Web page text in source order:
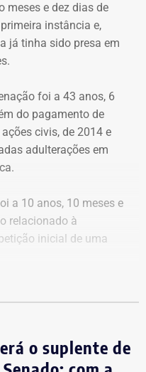
e Tecnologia,
da estrutura
só vez: o
de Cooperação
a reorganização
meses e dez dias de
instância e,
já tinha sido presa em
foi a 43 anos, 6
do pagamento de
civis, de 2014 e
adulterações em
a 10 anos, 10 meses e
relacionado à
inicial de uma
os documentos
o suplente de